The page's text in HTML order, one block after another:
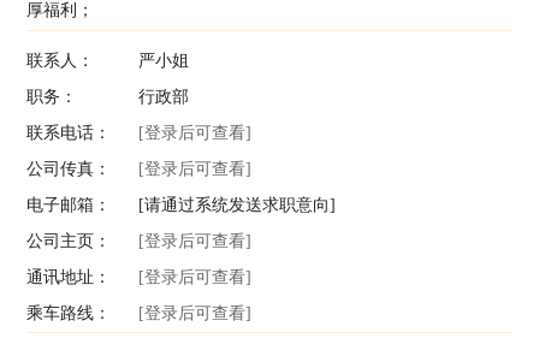
厚福利；
联系人：
严小姐
职务：
行政部
联系电话：
[登录后可查看]
公司传真：
[登录后可查看]
电子邮箱：
[请通过系统发送求职意向]
公司主页：
[登录后可查看]
通讯地址：
[登录后可查看]
乘车路线：
[登录后可查看]